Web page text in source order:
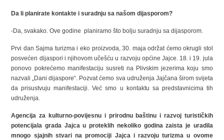
Da li planirate kontakte i suradnju sa našom dijasporom?
-Da, svakako. Ove godine planiramo što bolju suradnju sa dijasporom.
Prvi dan Sajma turizma i eko proizvoda, 30. maja održat ćemo okrugli stol
posvećen dijaspori i njihovom učešću u razvoju općine Jajce. 18. i 19. jula
ponovo pokrećemo manifestaciju susreti na Plivskim jezerima koju smo
nazvali „Dani dijaspore“. Pozvat ćemo sva udruženja Jajčana širom svijeta
da prisustvuju manifestaciji. Već smo u kontaktu sa predstavnicima tih
udruženja.
Agencija za kulturno-povijesnu i prirodnu baštinu i razvoj turističkih
potencijala grada Jajca u proteklih nekoliko godina zaista je uradila
mnogo sjajnih stvari na promociji Jajca i razvoju turizma u ovome